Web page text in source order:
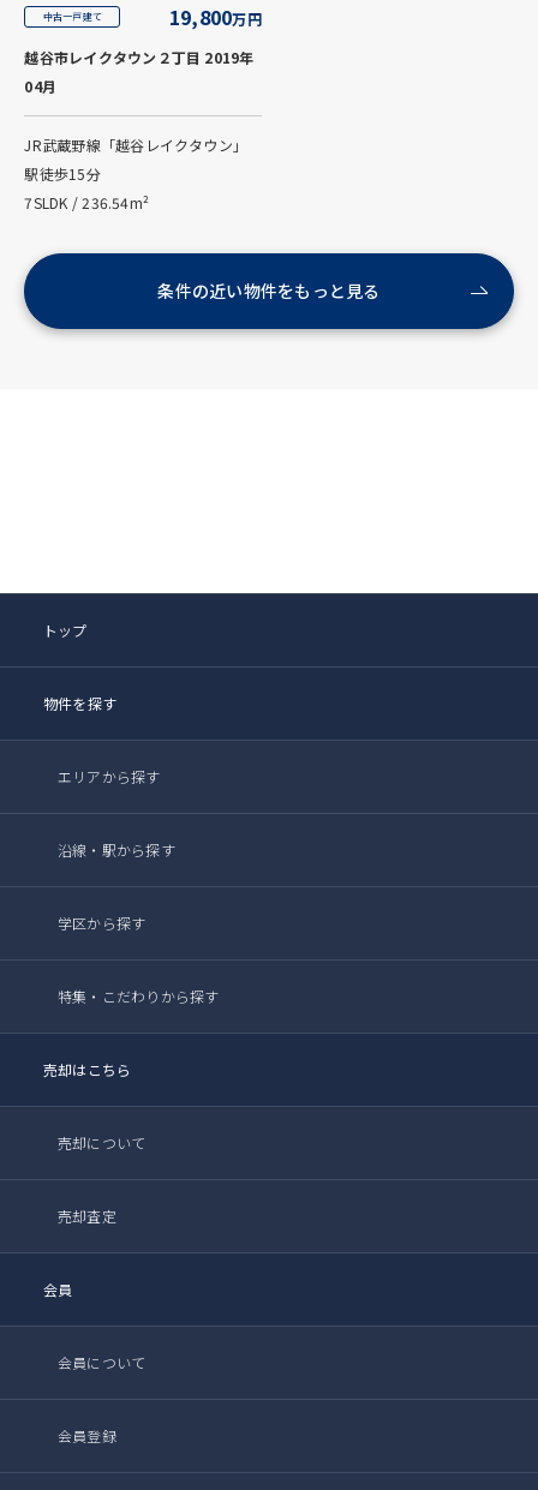
中古一戸建て 19,800万円
越谷市レイクタウン２丁目 2019年
04月
JR武蔵野線「越谷レイクタウン」
駅徒歩15分
7SLDK / 236.54m²
条件の近い物件をもっと見る
トップ
物件を探す
エリアから探す
沿線・駅から探す
学区から探す
特集・こだわりから探す
売却はこちら
売却について
売却査定
会員
会員について
会員登録